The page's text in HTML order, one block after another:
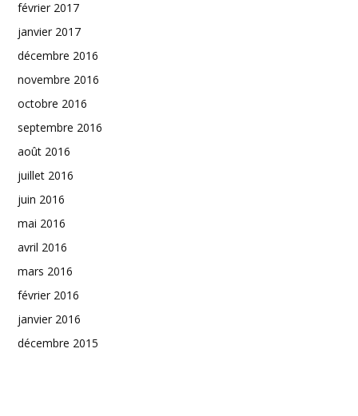
février 2017
janvier 2017
décembre 2016
novembre 2016
octobre 2016
septembre 2016
août 2016
juillet 2016
juin 2016
mai 2016
avril 2016
mars 2016
février 2016
janvier 2016
décembre 2015